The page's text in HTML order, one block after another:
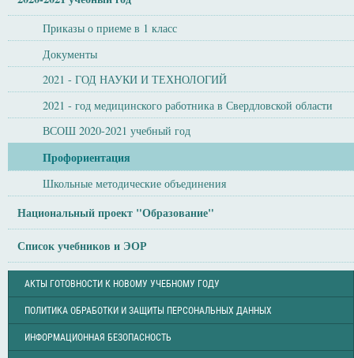
Приказы о приеме в 1 класс
Документы
2021 - ГОД НАУКИ И ТЕХНОЛОГИЙ
2021 - год медицинского работника в Свердловской области
ВСОШ 2020-2021 учебный год
Профориентация
Школьные методические объединения
Национальный проект "Образование"
Список учебников и ЭОР
АКТЫ ГОТОВНОСТИ К НОВОМУ УЧЕБНОМУ ГОДУ
ПОЛИТИКА ОБРАБОТКИ И ЗАЩИТЫ ПЕРСОНАЛЬНЫХ ДАННЫХ
ИНФОРМАЦИОННАЯ БЕЗОПАСНОСТЬ